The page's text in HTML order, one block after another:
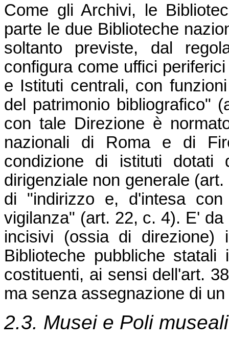
Come gli Archivi, le
parte le due Biblioteche
soltanto previste, dal
configura come uffici
e Istituti centrali, con
del patrimonio bibliografico"
con tale Direzione è
nazionali di Roma e di
condizione di istituti dotati
dirigenziale non generale
di "indirizzo e, d'intesa
vigilanza" (art. 22, c. 4). E'
incisivi (ossia di direzione)
Biblioteche pubbliche
costituenti, ai sensi dell'art.
ma senza assegnazione di
2.3. Musei e Poli